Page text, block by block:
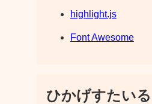
highlight.js
Font Awesome
ひかげすたい